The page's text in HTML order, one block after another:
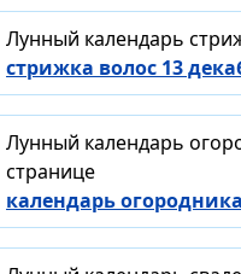
Лунный календарь
стрижка волос 13
Лунный календарь
странице
календарь